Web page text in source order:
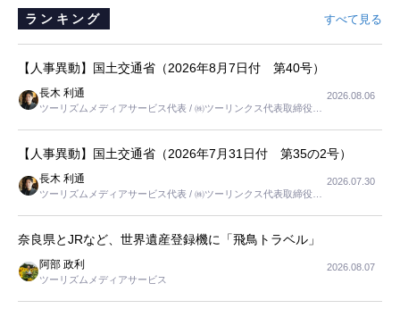
ランキング すべて見る
【人事異動】国土交通省（2026年8月7日付 第40号）
長木 利通
ツーリズムメディアサービス代表 / ㈱ツーリンクス代表取締役社
2026.08.06
【人事異動】国土交通省（2026年7月31日付 第35の2号）
長木 利通
ツーリズムメディアサービス代表 / ㈱ツーリンクス代表取締役社
2026.07.30
奈良県とJRなど、世界遺産登録機に「飛鳥トラベル」
阿部 政利
ツーリズムメディアサービス
2026.08.07